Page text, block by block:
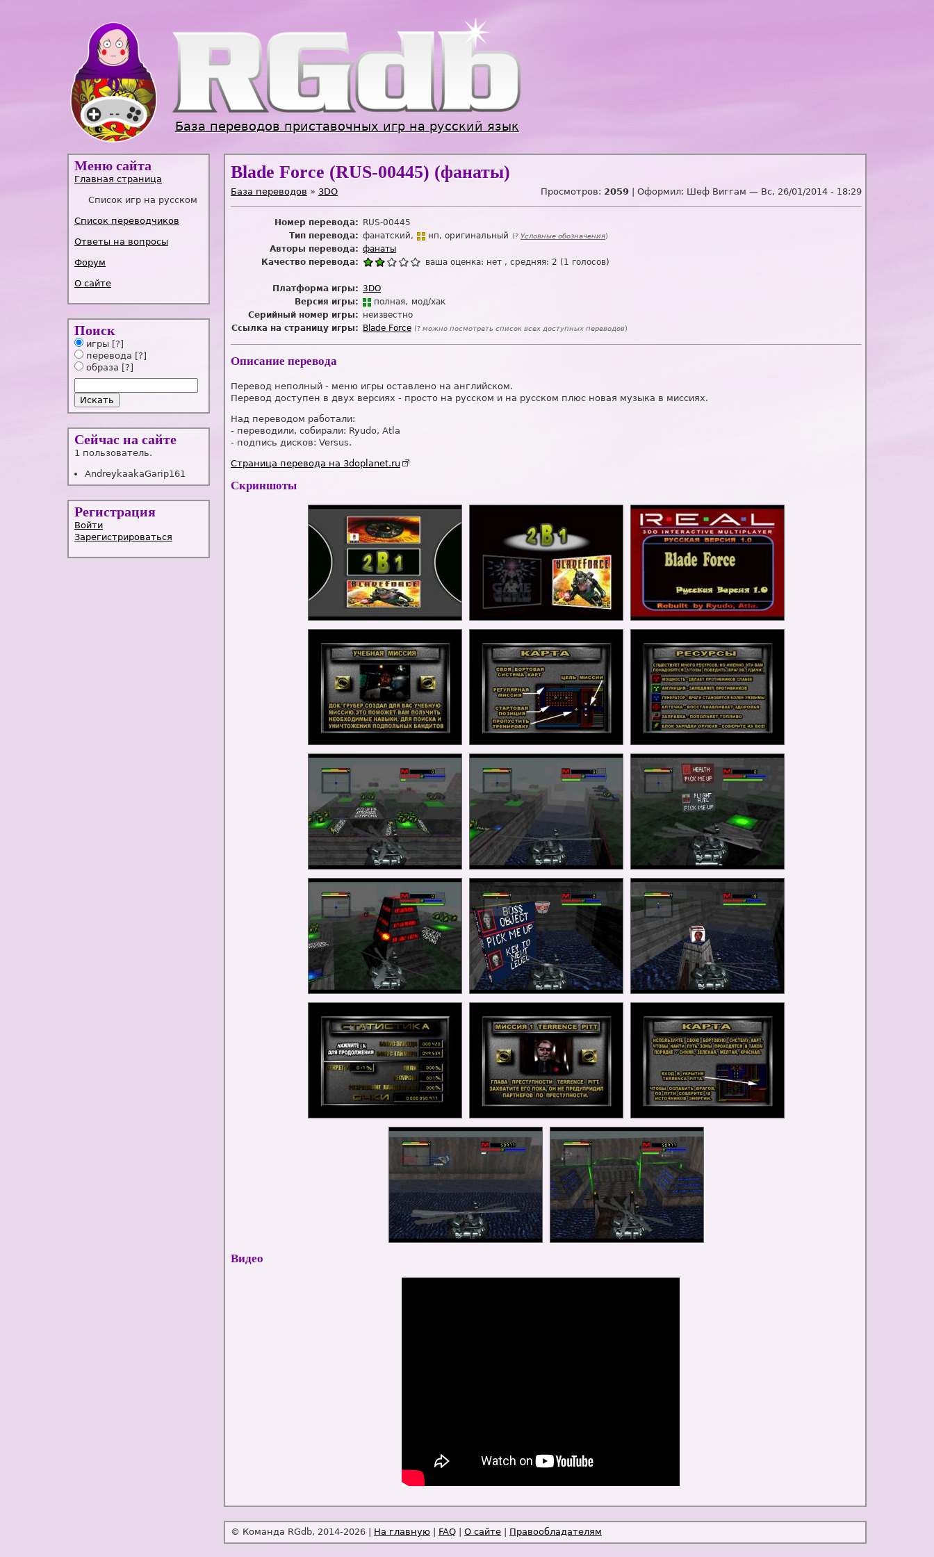
База переводов приставочных игр на русский язык
Меню сайта
Главная страница
Список игр на русском
Список переводчиков
Ответы на вопросы
Форум
О сайте
Поиск
игры [?]
перевода [?]
образа [?]
Сейчас на сайте
1 пользователь.
AndreykaakaGarip161
Регистрация
Войти
Зарегистрироваться
Blade Force (RUS-00445) (фанаты)
База переводов » 3DO Просмотров: 2059 | Оформил: Шеф Виггам — Вс, 26/01/2014 - 18:29
Номер перевода:
RUS-00445
Тип перевода: фанатский нп оригинальный (? Условные обозначения)
Авторы перевода: фанаты
Качество перевода:
ваша оценка: нет , средняя: 2 ( 1 голосов)
Платформа игры: 3DO
Версия игры:
полная
мод/хак
Серийный номер игры: неизвестно
Ссылка на страницу игры:
Blade Force (? можно посмотреть список всех доступных переводов)
Описание перевода
Перевод неполный - меню игры оставлено на английском.
Перевод доступен в двух версиях - просто на русском и на русском плюс новая музыка в миссиях.
Над переводом работали:
- переводили, собирали: Ryudo, Atla
- подпись дисков: Versus.
Страница перевода на 3doplanet.ru
Скриншоты
Видео
© Команда RGdb, 2014-2026 | На главную FAQ О сайте Правообладателям